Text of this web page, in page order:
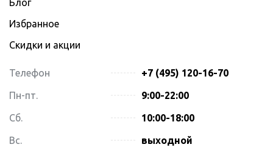
Блог
Избранное
Скидки и акции
Телефон +7 (495) 120-16-70
Пн-пт. 9:00-22:00
Сб. 10:00-18:00
Вс. выходной